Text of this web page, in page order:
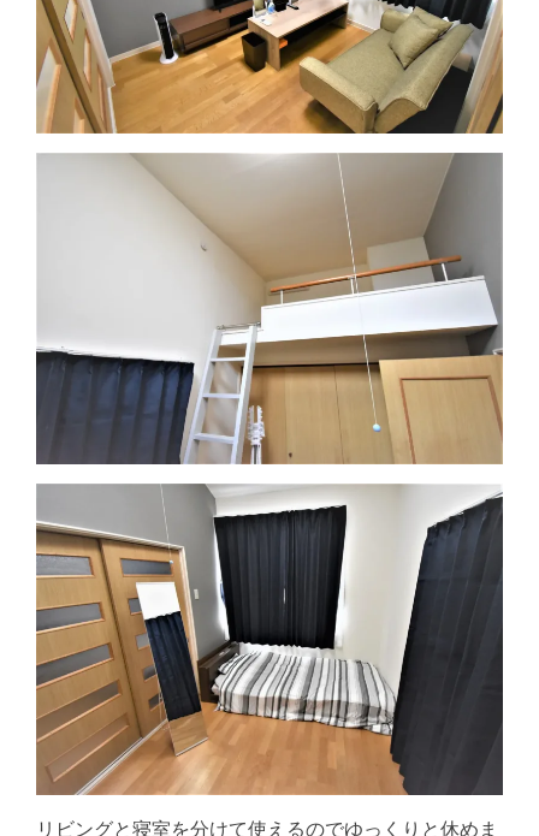
リビングと寝室を分けて使えるのでゆっくりと休めま